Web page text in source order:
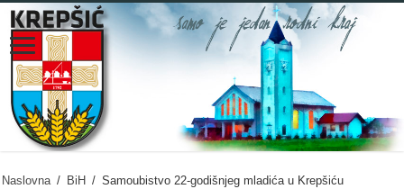
Naslovna / BiH / Samoubistvo 22-godišnjeg mladića u Krepšiću